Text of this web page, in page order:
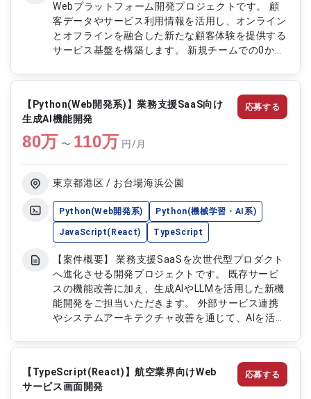
Webプラットフォーム開発プロジェクトです。 顧
客データやサービス利用情報を活用し、オンライン
とオフラインを融合した新たな顧客体験を提供する
サービス基盤を構築します。 新規チームでの0から
ーナーと連携しながらMVP開発や機能改善を推進し
ていただく案件です。 ビジネスアイデアのサービ
ス化に向けた開発や技術提案を通じて、プロダクト
成長を支援していただきます。 【作業内容】 ・新
規Webプラットフォームのフロントエンド開発 ・
TypeScript、Reactを用いた画面設計および実装
討 ・MVP開発における機能実装および改善対応 ・
対応
【Python(Web開発系)】業務支援SaaS向け
生成AI機能開発
80万 〜 110万 円/月
東京都港区 / お台場海浜公園
Python(Web開発系) Python(機械学習・AI系)
JavaScript(React) TypeScript
【案件概要】 業務支援SaaSを次世代型プロダクト
へ進化させる開発プロジェクトです。 既存サービ
スの機能改善に加え、生成AIやLLMを活用した新機
能開発をご担当いただきます。 外部サービス連携
やシステムアーキテクチャ改善を通じて、AIを活用
案件です。 プロダクトの高度化や品質向上に向け
た開発・改善業務に幅広く携わっていただきます。
【作業内容】 ・業務支援SaaSの新機能開発および
既存機能改善 ・生成AI、LLMを活用した機能の設
応募する
【TypeScript(React)】航空業界向けWeb
サービス画面開発
応募する